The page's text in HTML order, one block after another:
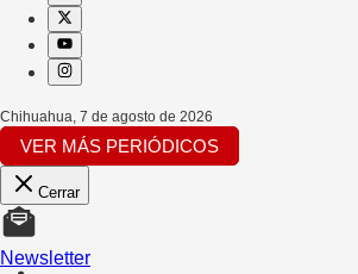
Chihuahua 7 de agosto de 2026
VER MÁS PERIÓDICOS
Cerrar
Newsletter